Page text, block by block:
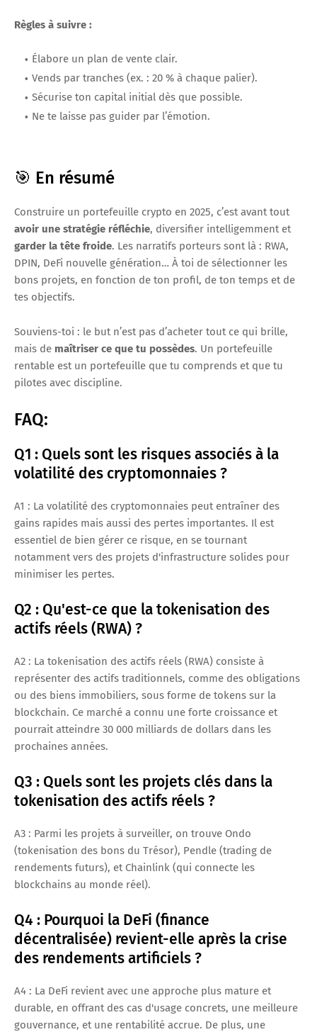
Règles à suivre :
Élabore un plan de vente clair.
Vends par tranches (ex. : 20 % à chaque palier).
Sécurise ton capital initial dès que possible.
Ne te laisse pas guider par l’émotion.
🎯 En résumé
Construire un portefeuille crypto en 2025, c’est avant tout
avoir une stratégie réfléchie, diversifier intelligemment et
garder la tête froide. Les narratifs porteurs sont là : RWA,
DPIN, DeFi nouvelle génération… À toi de sélectionner les
bons projets, en fonction de ton profil, de ton temps et de
tes objectifs.
Souviens-toi : le but n’est pas d’acheter tout ce qui brille,
mais de maîtriser ce que tu possèdes. Un portefeuille
rentable est un portefeuille que tu comprends et que tu
pilotes avec discipline.
FAQ:
Q1 : Quels sont les risques associés à la
volatilité des cryptomonnaies ?
A1 : La volatilité des cryptomonnaies peut entraîner des
gains rapides mais aussi des pertes importantes. Il est
essentiel de bien gérer ce risque, en se tournant
notamment vers des projets d'infrastructure solides pour
minimiser les pertes.
Q2 : Qu'est-ce que la tokenisation des
actifs réels (RWA) ?
A2 : La tokenisation des actifs réels (RWA) consiste à
représenter des actifs traditionnels, comme des obligations
ou des biens immobiliers, sous forme de tokens sur la
blockchain. Ce marché a connu une forte croissance et
pourrait atteindre 30 000 milliards de dollars dans les
prochaines années.
Q3 : Quels sont les projets clés dans la
tokenisation des actifs réels ?
A3 : Parmi les projets à surveiller, on trouve Ondo
(tokenisation des bons du Trésor), Pendle (trading de
rendements futurs), et Chainlink (qui connecte les
blockchains au monde réel).
Q4 : Pourquoi la DeFi (finance
décentralisée) revient-elle après la crise
des rendements artificiels ?
A4 : La DeFi revient avec une approche plus mature et
durable, en offrant des cas d'usage concrets, une meilleure
gouvernance, et une rentabilité accrue. De plus, une